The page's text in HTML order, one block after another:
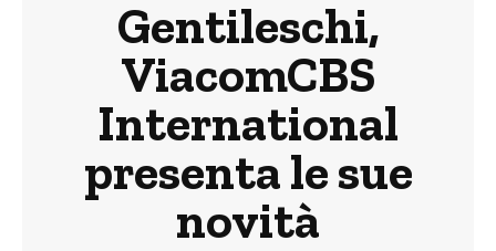
Gentileschi,
ViacomCBS
International
presenta le sue
novità